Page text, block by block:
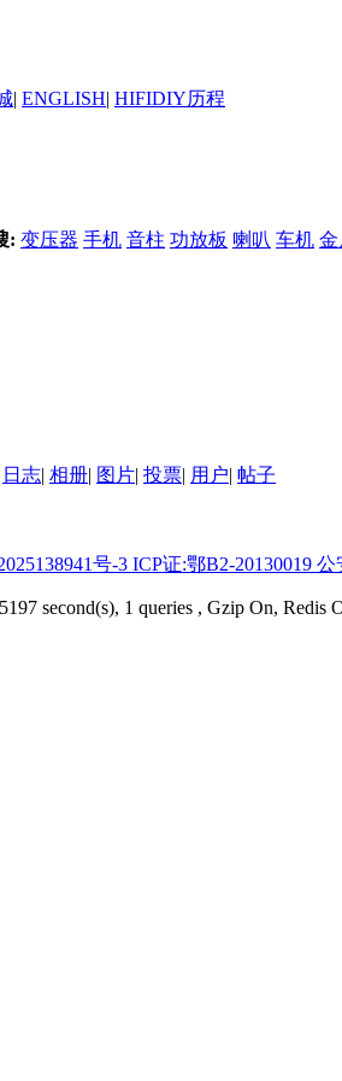
| ENGLISH| HIFIDIY历程
: 变压器 手机 音柱 功放板 喇叭 车机 金
日志| 相册| 图片| 投票| 用户| 帖子
号-3 ICP证:鄂B2-20130019
second(s), 1 queries , Gzip On, Redis